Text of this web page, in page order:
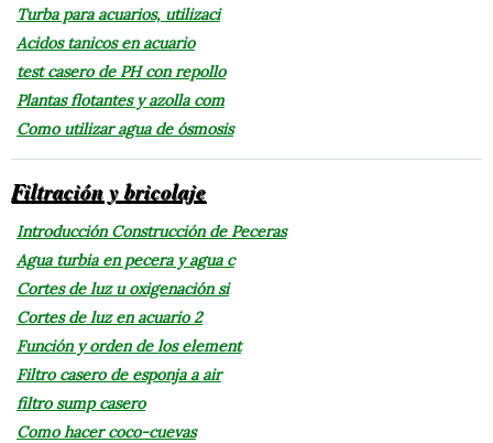
Turba para acuarios, utilizaci
Acidos tanicos en acuario
test casero de PH con repollo
Plantas flotantes y azolla com
Como utilizar agua de ósmosis
Filtración y bricolaje
Introducción Construcción de Peceras
Agua turbia en pecera y agua c
Cortes de luz u oxigenación si
Cortes de luz en acuario 2
Función y orden de los element
Filtro casero de esponja a air
filtro sump casero
Como hacer coco-cuevas